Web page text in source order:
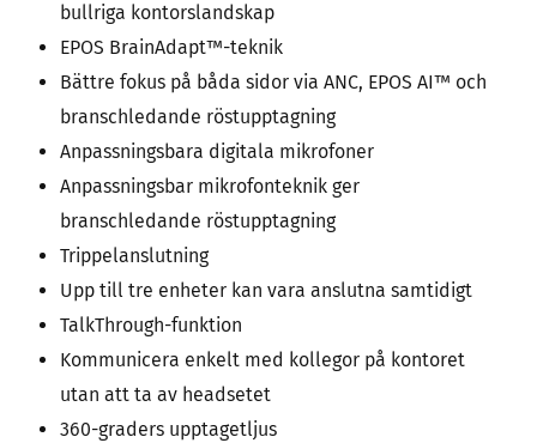
bullriga kontorslandskap
EPOS BrainAdapt™-teknik
Bättre fokus på båda sidor via ANC, EPOS AI™ och
branschledande röstupptagning
Anpassningsbara digitala mikrofoner
Anpassningsbar mikrofonteknik ger
branschledande röstupptagning
Trippelanslutning
Upp till tre enheter kan vara anslutna samtidigt
TalkThrough-funktion
Kommunicera enkelt med kollegor på kontoret
utan att ta av headsetet
360-graders upptagetljus